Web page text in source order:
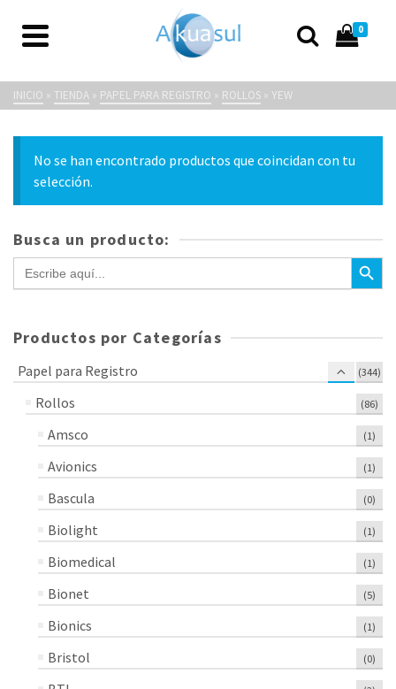
0
INICIO » TIENDA » PAPEL PARA REGISTRO » ROLLOS » YEW
No se han encontrado productos que coincidan con tu
selección.
Busca un producto:
Buscar: Botón de
Productos por Categorías
Papel para Registro (344)
Rollos (86)
Amsco (1)
Avionics (1)
Bascula (0)
Biolight (1)
Biomedical (1)
Bionet (5)
Bionics (1)
Bristol (0)